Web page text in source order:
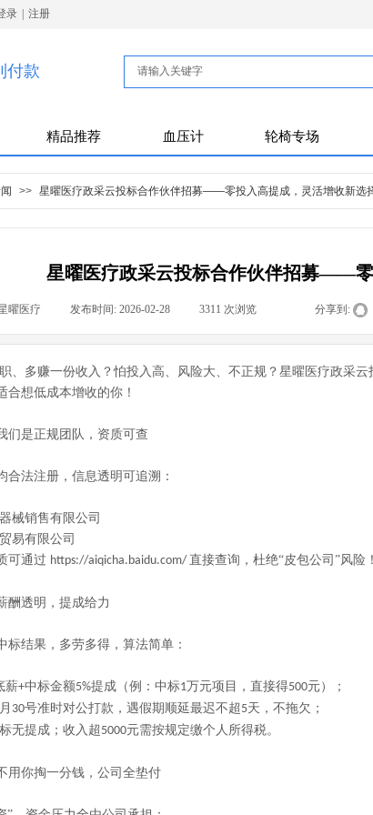
录 注册
付款
精品推荐 血压计 轮椅专场
>> 星曜医疗政采云投标合作伙伴招募——零投入高提成，灵活增收新选
星曜医疗政采云投标合作伙伴招募——零
曜医疗 发布时间: 2026-02-28 3311 次浏览 分享到:
、多赚一份收入？怕投入高、风险大、不正规？星曜医疗政采
合想低成本增收的你！
们是正规团队，资质可查
合法注册，信息透明可追溯：
械销售有限公司
易有限公司
可通过 https://aiqicha.baidu.com/ 直接查询，杜绝“皮包公司”风险！
酬透明，提成给力
标结果，多劳多得，算法简单：
薪+中标金额5%提成（例：中标1万元项目，直接得500元）；
30号准时对公打款，遇假期顺延最迟不超 5天，不拖欠；
无提成；收入超 5000元需按规定缴个人所得税。
用你掏一分钱，公司全垫付